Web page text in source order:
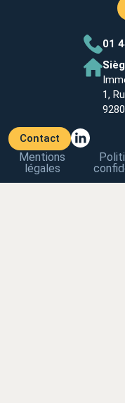
01
1,
Contact
Mentions
légales